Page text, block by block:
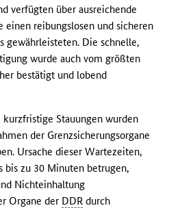
verfügten über ausreichende
reibungslosen und sicheren
gewährleisteten. Die schnelle,
wurde auch vom größten
bestätigt und lobend
Stauungen wurden
der Grenzsicherungsorgane
Ursache dieser Wartezeiten,
bis zu 30 Minuten betrugen,
Nichteinhaltung
Organe der DDR durch